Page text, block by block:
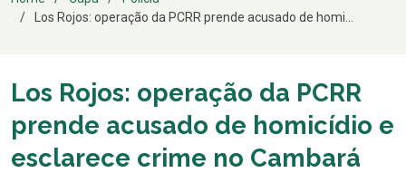
Los Rojos: operação da PCRR prende acusado de homi...
Los Rojos: operação da PCRR
prende acusado de homicídio e
esclarece crime no Cambará